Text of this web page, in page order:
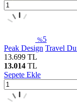
%5
Peak Design Travel
13.699 TL
13.014 TL
Sepete Ekle